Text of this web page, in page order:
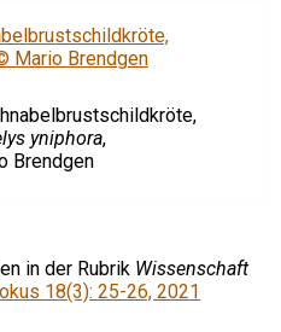
yniphora,
Brendgen
in der Rubrik Wissenschaft
18(3): 25-26, 2021